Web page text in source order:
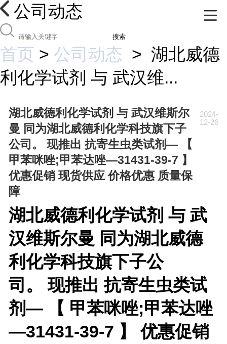
公司动态
搜索
首页 > 公司动态 > 湖北威德
利化学试剂 与 武汉维...
湖北威德利化学试剂 与 武汉维斯尔
曼 同为湖北威德利化学科技旗下子
公司。 现推出 抗寄生虫类试剂— 【
甲苯咪唑;甲苯达唑—31431-39-7 】
优惠促销 现货供应 价格优惠 质量保
障
2024-
12-26
湖北威德利化学试剂 与 武
汉维斯尔曼 同为湖北威德
利化学科技旗下子公
司。 现推出抗寄生虫类试
剂— 【 甲苯咪唑;甲苯达唑
—31431-39-7 】 优惠促销